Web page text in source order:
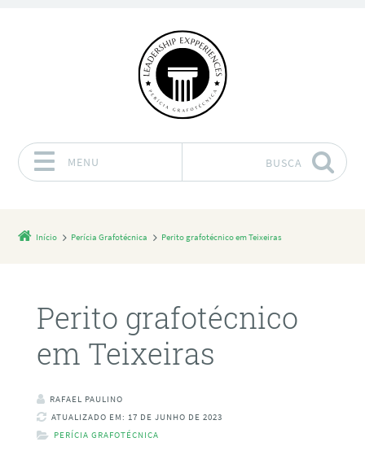
MENU BUSCA
Início Perícia Grafotécnica Perito grafotécnico em Teixeiras
Perito grafotécnico
em Teixeiras
RAFAEL PAULINO
ATUALIZADO EM: 17 DE JUNHO DE 2023
PERÍCIA GRAFOTÉCNICA